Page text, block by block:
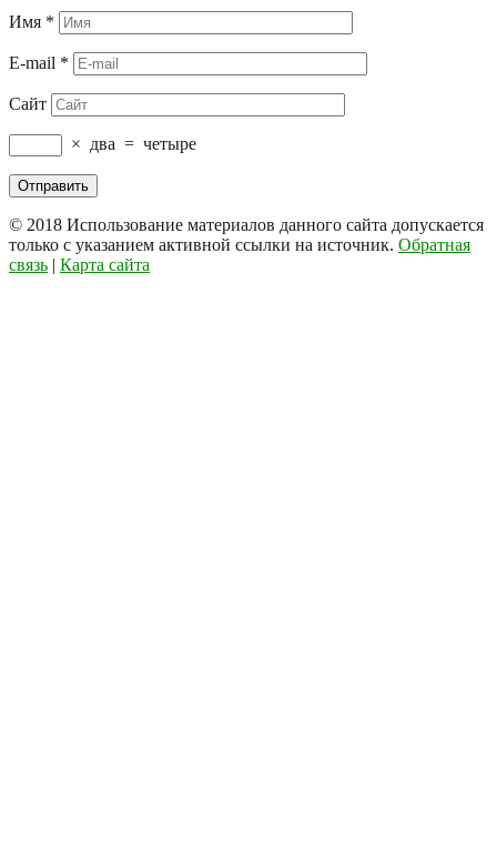
Имя *
E-mail *
Сайт
× два = четыре
© 2018 Использование материалов данного сайта допускается
только с указанием активной ссылки на источник. Обратная
связь | Карта сайта